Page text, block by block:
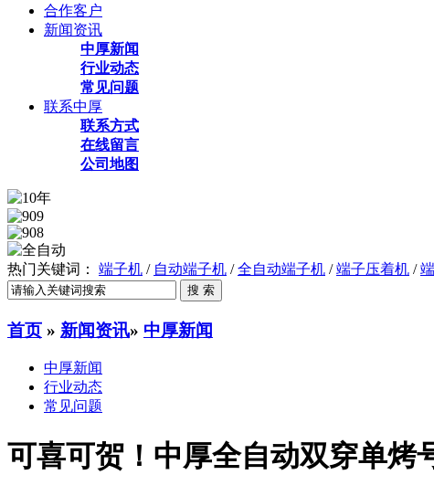
合作客户
新闻资讯
中厚新闻
行业动态
常见问题
联系中厚
联系方式
在线留言
公司地图
热门关键词： 端子机 / 自动端子机 /全自动端子机 /端子压着机 /
首页 » 新闻资讯» 中厚新闻
中厚新闻
行业动态
常见问题
可喜可贺！中厚全自动双穿单烤